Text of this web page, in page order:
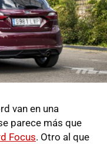
van en una
parece más que
Focus. Otro al que